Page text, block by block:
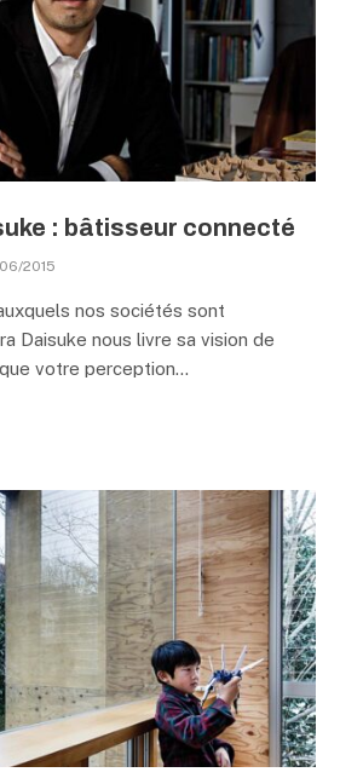
: bâtisseur connecté
2015
nos sociétés sont
Daisuke nous livre sa vision de
votre perception…